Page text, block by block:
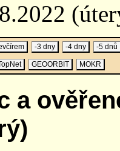
-3 dny -4 dny -5 dnů
GEOORBIT MOKR
a